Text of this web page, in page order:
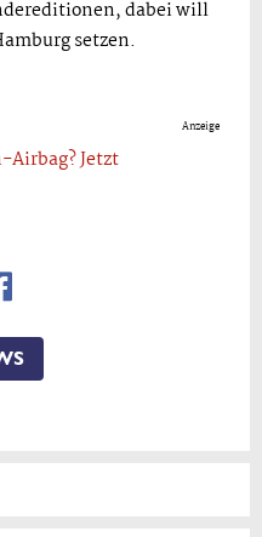
dabei will
setzen.
Anzeige
Jetzt